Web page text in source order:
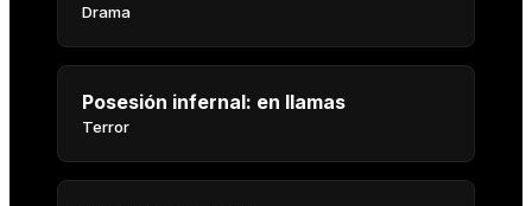
Drama
Posesión infernal: en llamas
Terror